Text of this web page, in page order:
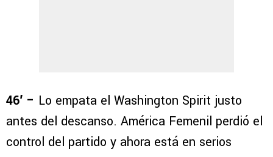
46′ – Lo empata el Washington Spirit justo
antes del descanso. América Femenil perdió el
control del partido y ahora está en serios